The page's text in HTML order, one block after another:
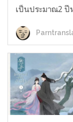
เป็นประมาณ2 ปี